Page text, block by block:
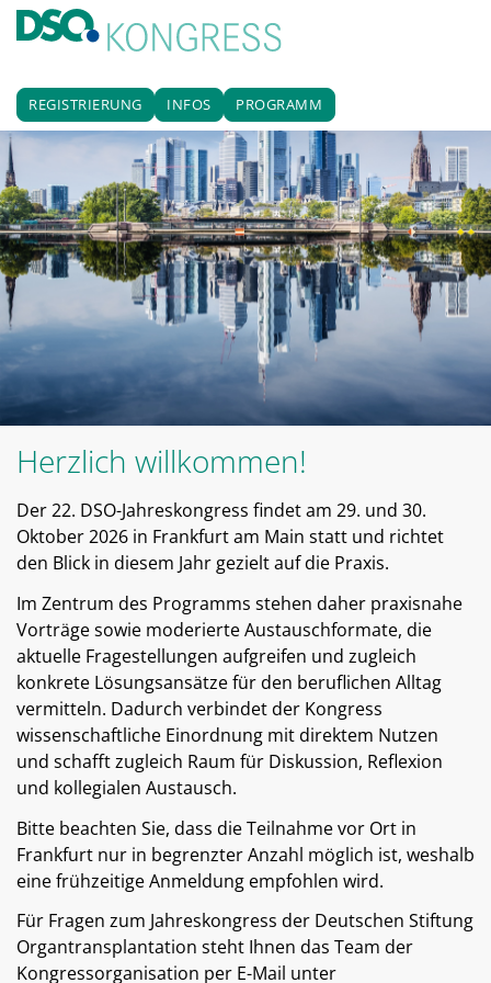
Startseite
REGISTRIERUNG INFOS PROGRAMM
Herzlich willkommen!
Der 22. DSO-Jahreskongress findet am 29. und 30.
Oktober 2026 in Frankfurt am Main statt und richtet
den Blick in diesem Jahr gezielt auf die Praxis.
Im Zentrum des Programms stehen daher praxisnahe
Vorträge sowie moderierte Austauschformate, die
aktuelle Fragestellungen aufgreifen und zugleich
konkrete Lösungsansätze für den beruflichen Alltag
vermitteln. Dadurch verbindet der Kongress
wissenschaftliche Einordnung mit direktem Nutzen
und schafft zugleich Raum für Diskussion, Reflexion
und kollegialen Austausch.
Bitte beachten Sie, dass die Teilnahme vor Ort in
Frankfurt nur in begrenzter Anzahl möglich ist, weshalb
eine frühzeitige Anmeldung empfohlen wird.
Für Fragen zum Jahreskongress der Deutschen Stiftung
Organtransplantation steht Ihnen das Team der
Kongressorganisation per E-Mail unter